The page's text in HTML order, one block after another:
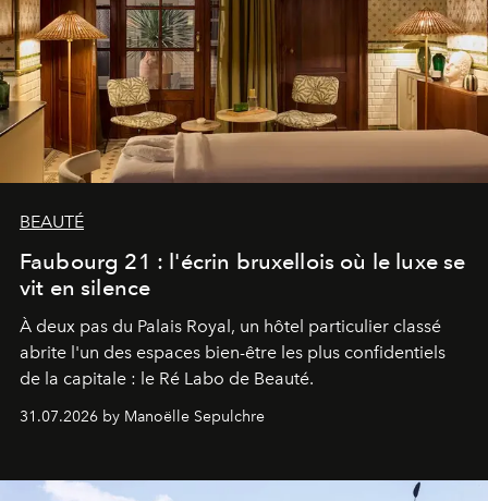
BEAUTÉ
Faubourg 21 : l'écrin bruxellois où le luxe se
vit en silence
À deux pas du Palais Royal, un hôtel particulier classé
abrite l'un des espaces bien-être les plus confidentiels
de la capitale : le Ré Labo de Beauté.
31.07.2026 by Manoëlle Sepulchre